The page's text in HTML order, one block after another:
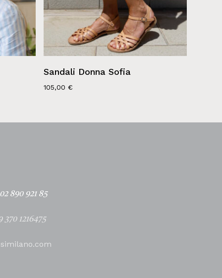
Sandali Donna Sofia
105,00 €
890 921 85
370 1216475